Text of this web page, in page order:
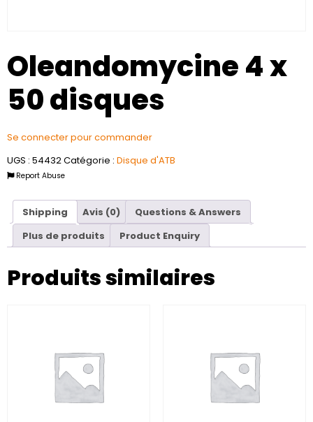
Oleandomycine 4 x
50 disques
Se connecter pour commander
UGS : 54432Catégorie : Disque d'ATB
Report Abuse
Shipping Avis (0)
Questions & Answers
Plus de produits
Product Enquiry
Produits similaires